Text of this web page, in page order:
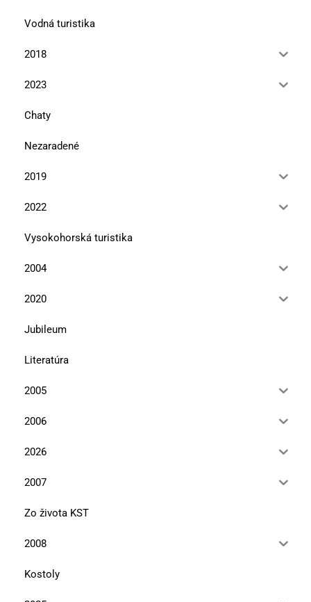
Vodná turistika
2018
2023
Chaty
Nezaradené
2019
2022
Vysokohorská turistika
2004
2020
Jubileum
Literatúra
2005
2006
2026
2007
Zo života KST
2008
Kostoly